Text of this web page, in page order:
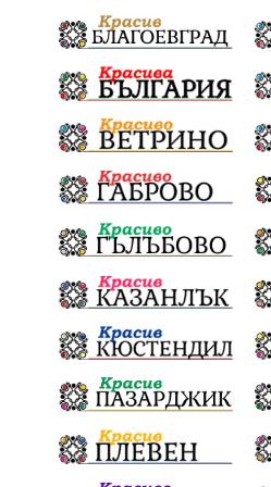
Електронният прием започва
Ще има ли присъда Ден
стопанство „Храна от село“
„Отваряне на града към
Негодна за пиене вода
цялостно обновяване
и прилежащия парк в Девня
Гражданска инициатива